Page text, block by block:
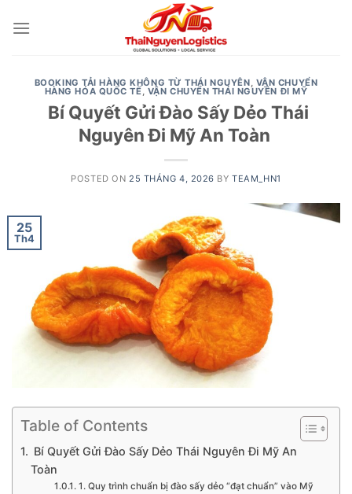
BOOKING TẢI HÀNG KHÔNG TỪ THÁI NGUYÊN, VẬN CHUYỂN
HÀNG HÓA QUỐC TẾ, VẬN CHUYỂN THÁI NGUYÊN ĐI MỸ
Bí Quyết Gửi Đào Sấy Dẻo Thái
Nguyên Đi Mỹ An Toàn
POSTED ON 25 THÁNG 4, 2026 BYTEAM_HN1
25
Th4
Table of Contents
Bí Quyết Gửi Đào Sấy Dẻo Thái Nguyên Đi Mỹ An
Toàn
1. Quy trình chuẩn bị đào sấy dẻo “đạt chuẩn” vào Mỹ